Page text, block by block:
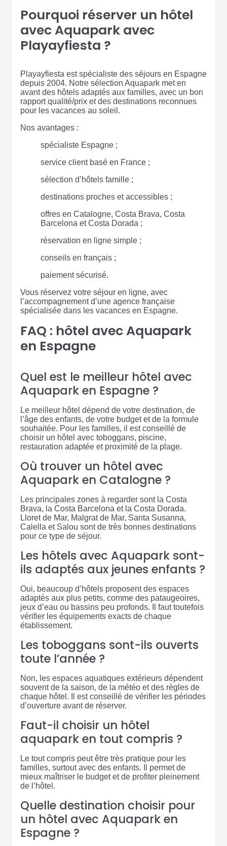
Pourquoi réserver un hôtel
avec Aquapark avec
Playayfiesta ?
Playayfiesta est spécialiste des séjours en Espagne
depuis 2004. Notre sélection Aquapark met en
avant des hôtels adaptés aux familles, avec un bon
rapport qualité/prix et des destinations reconnues
pour les vacances au soleil.
Nos avantages :
spécialiste Espagne ;
service client basé en France ;
sélection d’hôtels famille ;
destinations proches et accessibles ;
offres en Catalogne, Costa Brava, Costa
Barcelona et Costa Dorada ;
réservation en ligne simple ;
conseils en français ;
paiement sécurisé.
Vous réservez votre séjour en ligne, avec
l’accompagnement d’une agence française
spécialisée dans les vacances en Espagne.
FAQ : hôtel avec Aquapark
en Espagne
Quel est le meilleur hôtel avec
Aquapark en Espagne ?
Le meilleur hôtel dépend de votre destination, de
l’âge des enfants, de votre budget et de la formule
souhaitée. Pour les familles, il est conseillé de
choisir un hôtel avec toboggans, piscine,
restauration adaptée et proximité de la plage.
Où trouver un hôtel avec
Aquapark en Catalogne ?
Les principales zones à regarder sont la Costa
Brava, la Costa Barcelona et la Costa Dorada.
Lloret de Mar, Malgrat de Mar, Santa Susanna,
Calella et Salou sont de très bonnes destinations
pour ce type de séjour.
Les hôtels avec Aquapark sont-
ils adaptés aux jeunes enfants ?
Oui, beaucoup d’hôtels proposent des espaces
adaptés aux plus petits, comme des pataugeoires,
jeux d’eau ou bassins peu profonds. Il faut toutefois
vérifier les équipements exacts de chaque
établissement.
Les toboggans sont-ils ouverts
toute l’année ?
Non, les espaces aquatiques extérieurs dépendent
souvent de la saison, de la météo et des règles de
chaque hôtel. Il est conseillé de vérifier les périodes
d’ouverture avant de réserver.
Faut-il choisir un hôtel
aquapark en tout compris ?
Le tout compris peut être très pratique pour les
familles, surtout avec des enfants. Il permet de
mieux maîtriser le budget et de profiter pleinement
de l’hôtel.
Quelle destination choisir pour
un hôtel avec Aquapark en
Espagne ?